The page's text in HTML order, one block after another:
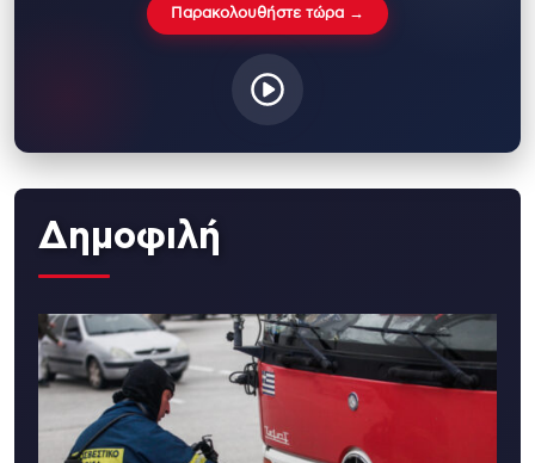
Παρακολουθήστε τώρα →
Δημοφιλή